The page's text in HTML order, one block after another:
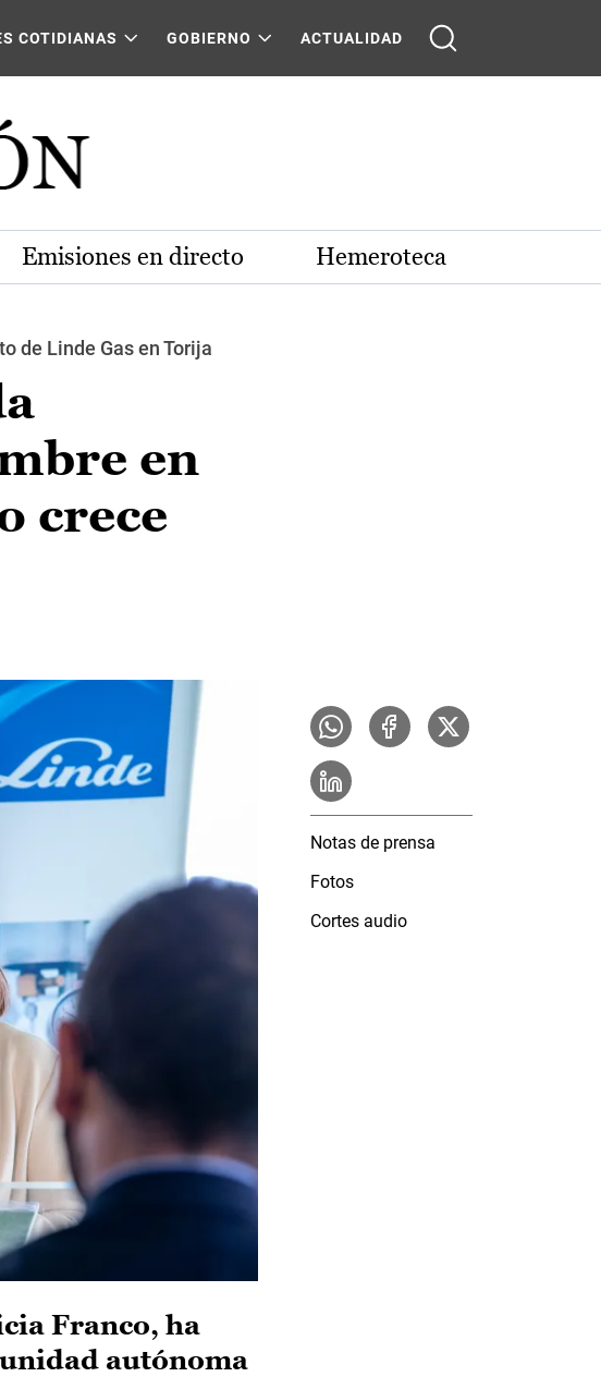
COTIDIANAS GOBIERNO ACTUALIDAD
Emisiones en directo Hemeroteca
de Linde Gas en Torija
en
crece
Franco, ha
autónoma
Notas de prensa
Fotos
Cortes audio